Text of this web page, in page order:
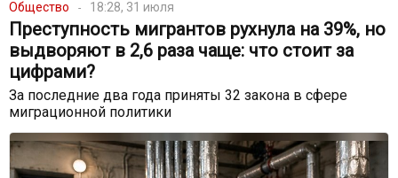
Общество 18:28, 31 июля
Преступность мигрантов рухнула на 39%, но
выдворяют в 2,6 раза чаще: что стоит за
цифрами?
За последние два года приняты 32 закона в сфере
миграционной политики